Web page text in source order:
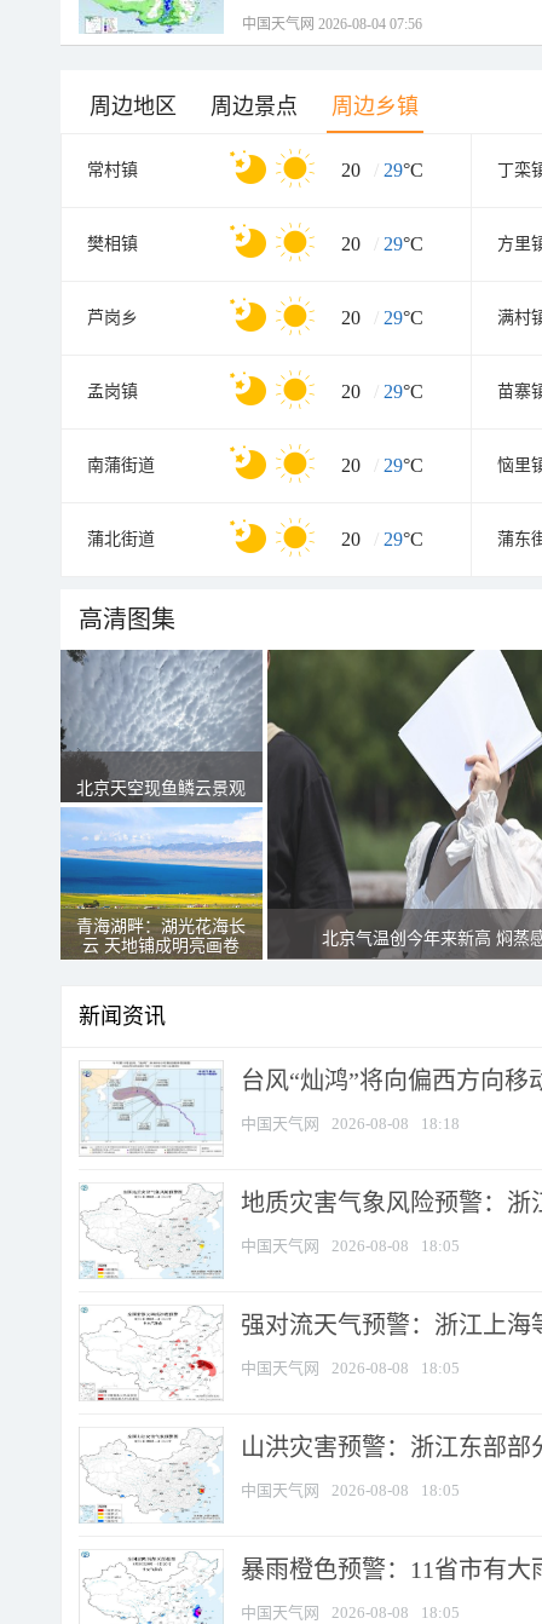
中国天气网 2026-08-04 07:56
周边地区 周边景点 周边乡镇
常村镇 20 / 29°C 丁栾
樊相镇 20 / 29°C 方里
芦岗乡 20 / 29°C 满村
孟岗镇 20 / 29°C 苗寨
南蒲街道 20 / 29°C 恼里
蒲北街道 20 / 29°C 蒲东
高清图集
北京天空现鱼鳞云景观
青海湖畔：湖光花海长
云 天地铺成明亮画卷
北京气温创今年来新高 焖蒸
新闻资讯
台风“灿鸿”将向偏西方向移
中国天气网 2026-08-08 18:18
地质灾害气象风险预警：
中国天气网 2026-08-08 18:05
强对流天气预警：浙江上海
中国天气网 2026-08-08 18:05
山洪灾害预警：浙江东部
中国天气网 2026-08-08 18:05
暴雨橙色预警：11省市有
中国天气网 2026-08-08 18:05